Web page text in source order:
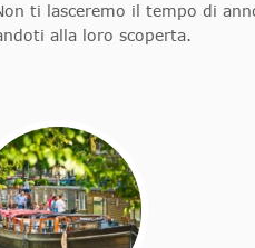
ti lasceremo il tempo di
alla loro scoperta.